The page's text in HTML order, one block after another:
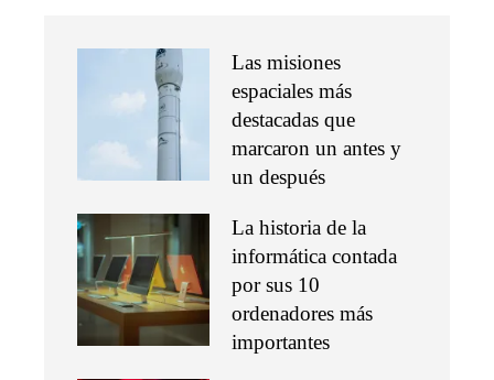
Las misiones
espaciales más
destacadas que
marcaron un antes y
un después
La historia de la
informática contada
por sus 10
ordenadores más
importantes